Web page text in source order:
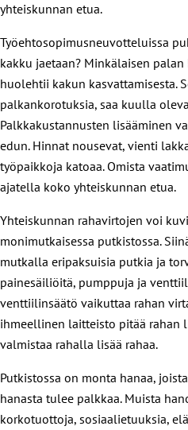
yhteiskunnan etua.
Työehtosopimusneuvotteluissa
kakku jaetaan? Minkälaisen palan
huolehtii kakun kasvattamisesta.
palkankorotuksia, saa kuulla
Palkkakustannusten lisääminen
edun. Hinnat nousevat, vienti
työpaikkoja katoaa. Omista
ajatella koko yhteiskunnan etua.
Yhteiskunnan rahavirtojen voi
monimutkaisessa putkistossa.
mutkalla eripaksuisia putkia ja
painesäiliöitä, pumppuja ja
venttiilinsäätö vaikuttaa rahan
ihmeellinen laitteisto pitää rahan
valmistaa rahalla lisää rahaa.
Putkistossa on monta hanaa,
hanasta tulee palkkaa. Muista
korkotuottoja, sosiaalietuuksia,